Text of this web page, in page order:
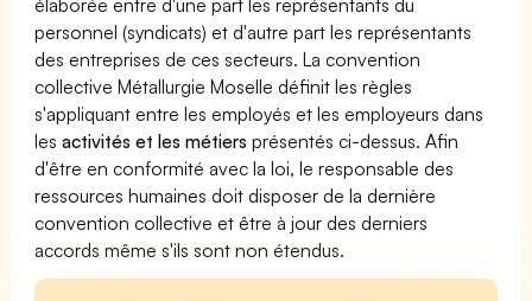
personnel (syndicats) et d'autre part les représentants
des entreprises de ces secteurs. La convention
collective Métallurgie Moselle définit les règles
s'appliquant entre les employés et les employeurs dans
lesactivités et les métiers présentés ci-dessus. Afin
d'être en conformité avec la loi, le responsable des
ressources humaines doit disposer de la dernière
convention collective et être à jour des derniers
accords même s'ils sont non étendus.